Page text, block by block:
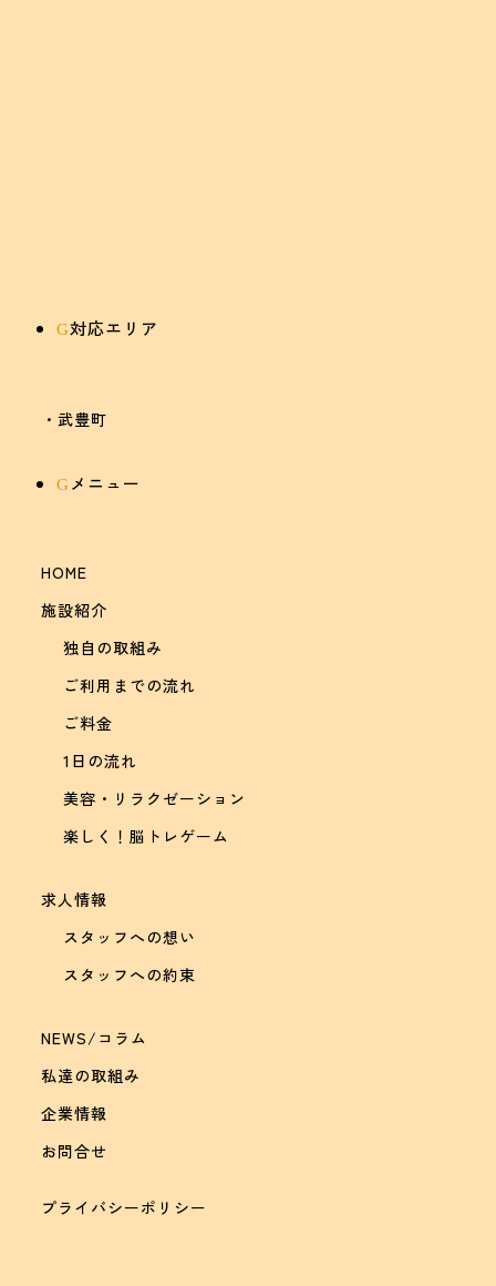
G対応エリア
・武豊町
Gメニュー
HOME
施設紹介
独自の取組み
ご利用までの流れ
ご料金
1日の流れ
美容・リラクゼーション
楽しく！脳トレゲーム
求人情報
スタッフへの想い
スタッフへの約束
NEWS/コラム
私達の取組み
企業情報
お問合せ
プライバシーポリシー